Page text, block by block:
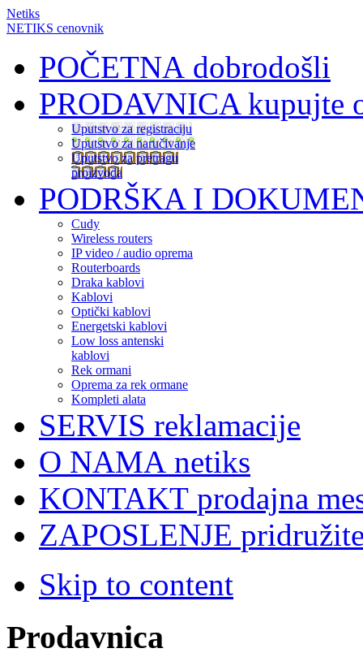
Netiks
NETIKS cenovnik
POČETNA dobrodošli
PRODAVNICAkupujte
Uputstvo za registraciju
Uputstvo za naručivanje
Uputstvo za pretragu
proizvoda
PODRŠKA I
Cudy
Wireless routers
IP video / audio oprema
Routerboards
Draka kablovi
Kablovi
Optički kablovi
Energetski kablovi
Low loss antenski
kablovi
Rek ormani
Oprema za rek ormane
Kompleti alata
SERVIS reklamacije
O NAMA netiks
KONTAKT prodajna
ZAPOSLENJE
Skip to content
Prodavnica